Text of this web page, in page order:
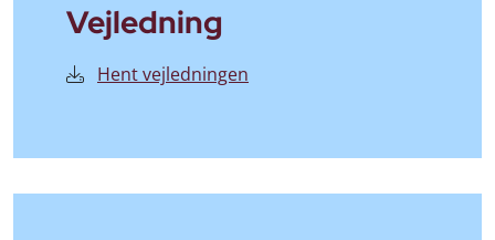
Vejledning
Hent vejledningen